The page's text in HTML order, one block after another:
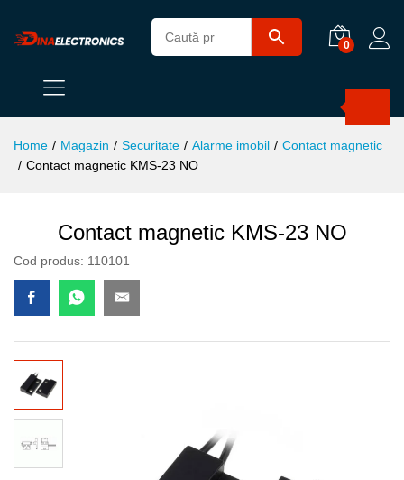
0
Home / Magazin / Securitate / Alarme imobil / Contact magnetic
/ Contact magnetic KMS-23 NO
Contact magnetic KMS-23 NO
Cod produs: 110101